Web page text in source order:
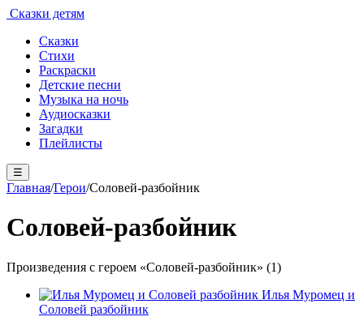
Сказки детям
Сказки
Стихи
Раскраски
Детские песни
Музыка на ночь
Аудиосказки
Загадки
Плейлисты
☰
Главная/Герои/Соловей-разбойник
Соловей-разбойник
Произведения с героем «Соловей-разбойник» (1)
Илья Муромец и
Соловей разбойник